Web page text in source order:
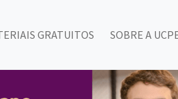
GRATUITOS SOBRE A